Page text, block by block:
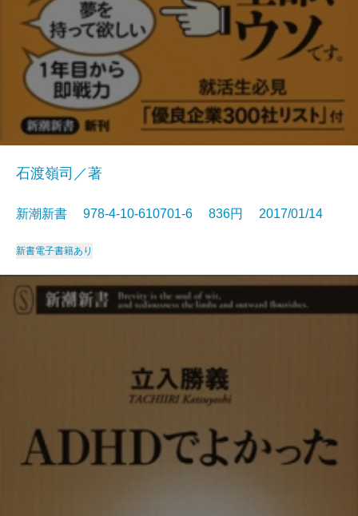
石渡嶺司／著
新潮新書 978-4-10-610701-6 836円 2017/01/14
新書電子書籍あり